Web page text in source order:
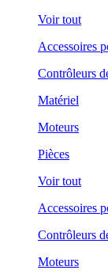
Voir tout
Accessoires
Contrôleurs
Matériel
Moteurs
Pièces
Voir tout
Accessoires
Contrôleurs
Moteurs